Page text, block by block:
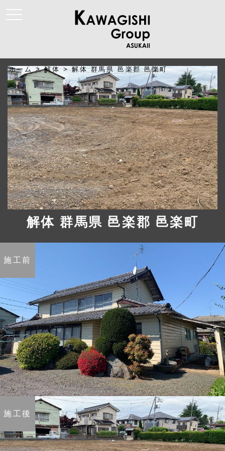
t
o
n
a
v
i
g
a
t
i
o
n
ホーム >解体>解体 群馬県 邑楽郡 邑楽町
解体 群馬県 邑楽郡 邑楽町
施工前
施工後